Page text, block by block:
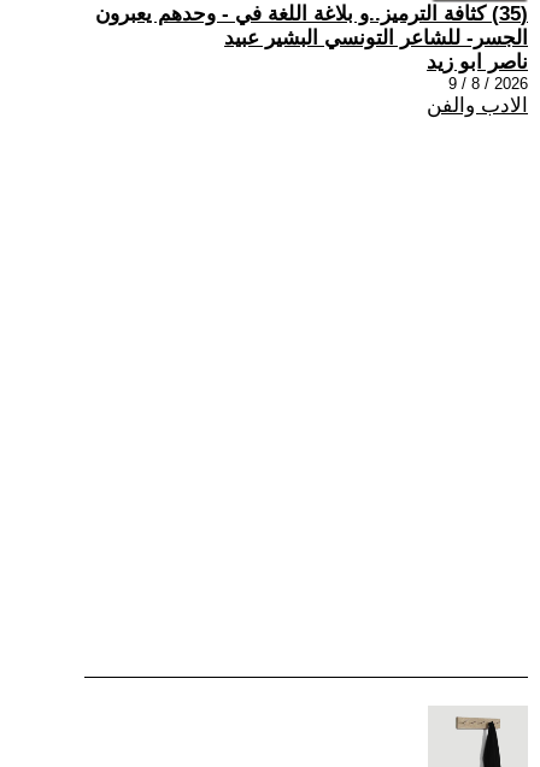
(35) كثافة الترميز..و بلاغة اللغة في - وحدهم يعبرون
الجسر- للشاعر التونسي البشير عبيد
ناصر ابو زيد
2026 / 8 / 9
الادب والفن